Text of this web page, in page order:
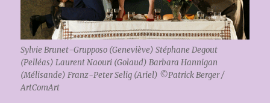
Sylvie Brunet-Grupposo (Geneviève) Stéphane Degout
(Pelléas) Laurent Naouri (Golaud) Barbara Hannigan
(Mélisande) Franz-Peter Selig (Ariel) ©Patrick Berger /
ArtComArt